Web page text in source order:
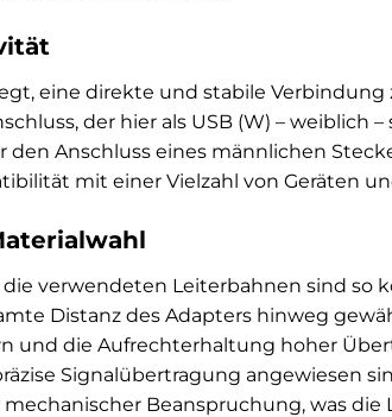
eine direkte und stabile
der hier als USB (W) – weiblich
den Anschluss eines männlichen
mit einer Vielzahl von Geräten
verwendeten Leiterbahnen sind so
Distanz des Adapters hinweg
und die Aufrechterhaltung hoher
Signalübertragung angewiesen
Beanspruchung, was die